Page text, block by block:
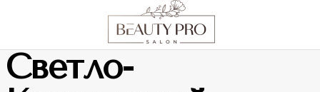
Светло-